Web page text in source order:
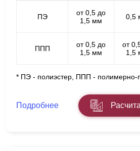
ПЭ
от 0,5 до
1,5 мм
0,5
ППП
от 0,5 до
1,5 мм
от
1,5
* ПЭ - полиэстер, ППП - полимерно-
Подробнее